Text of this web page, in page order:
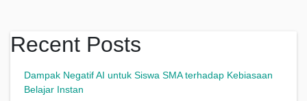
Recent Posts
Dampak Negatif AI untuk Siswa SMA terhadap Kebiasaan
Belajar Instan